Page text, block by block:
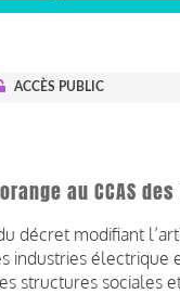
ACCÈS PUBLIC
au CCAS des
décret modifiant
industries électrique
structures sociales